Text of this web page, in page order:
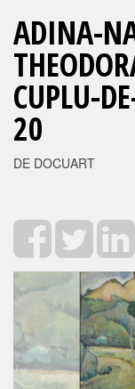
ADINA-
CUPLU-
20
DE DOCUART